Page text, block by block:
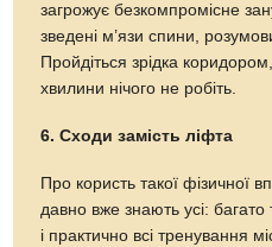
загрожує безкомпромісне
зведені м’язи спини,
Пройдіться зрідка
хвилини нічого не робіть.
6. Сходи замість ліфта
Про користь такої фізичної
давно вже знають усі: багато
і практично всі тренування